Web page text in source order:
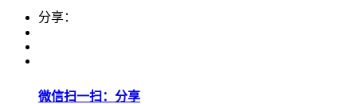
分享：
微信扫一扫：分享